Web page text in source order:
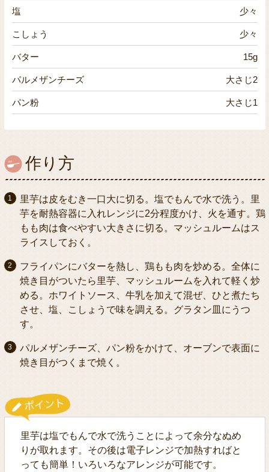
塩 少々
こしょう 少々
バター 15g
パルメザンチーズ 大さじ2
パン粉 大さじ1
作り方
里芋は皮をむき一口大に切る。塩でもんで水で洗う。里
芋を耐熱容器に入れレンジに2分程度かけ、火を通す。鶏
もも肉は食べやすい大きさに切る。マッシュルームはス
ライスしておく。
フライパンにバターを熱し、鶏もも肉を炒める。全体に
焼き目がついたら里芋、マッシュルームを入れて軽く炒
める。ホワイトソース、牛乳を加えて混ぜ、ひと煮たち
させ、塩、こしょうで味を調える。グラタン皿にうつ
す。
パルメザンチーズ、パン粉をかけて、オーブンで表面に
焼き目がつくまで焼く。
里芋は塩でもんで水で洗うことによって余分なぬめ
りが取れます。その後は電子レンジで加熱すればと
っても簡単！いろいろなアレンジが可能です。